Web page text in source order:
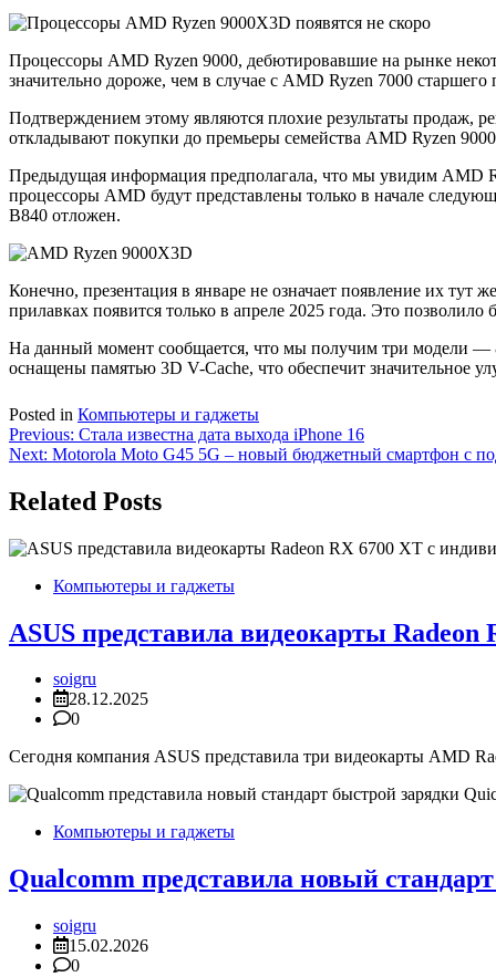
Процессоры AMD Ryzen 9000, дебютировавшие на рынке
значительно дороже, чем в случае с AMD Ryzen 7000
Подтверждением этому являются плохие результаты продаж,
откладывают покупки до премьеры семейства AMD Ryzen
Предыдущая информация предполагала, что мы увидим AMD
процессоры AMD будут представлены только в начале
B840 отложен.
Конечно, презентация в январе не означает появление их
прилавках появится только в апреле 2025 года. Это
На данный момент сообщается, что мы получим три модели
оснащены памятью 3D V-Cache, что обеспечит значительное
Posted in Компьютеры и гаджеты
Навигация
по
записям
Previous: Стала известна дата выхода iPhone 16
Next: Motorola Moto G45 5G – новый бюджетный смартфон с
Related Posts
Компьютеры и гаджеты
ASUS представила видеокарты
soigru
28.12.2025
0
Сегодня компания ASUS представила три видеокарты
Компьютеры и гаджеты
Qualcomm представила новый
soigru
15.02.2026
0